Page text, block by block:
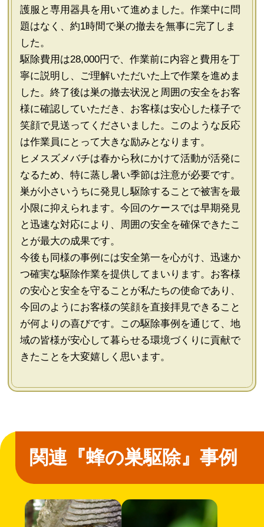
護服と専用器具を用いて進めました。作業中に問
題はなく、約1時間で巣の撤去を無事に完了しま
した。
駆除費用は28,000円で、作業前に内容と費用を丁
寧に説明し、ご理解いただいた上で作業を進めま
した。終了後は巣の撤去状況と周囲の安全をお客
様に確認していただき、お客様は安心した様子で
笑顔で見送ってくださいました。このような反応
は作業員にとって大きな励みとなります。
ヒメスズメバチは春から秋にかけて活動が活発に
なるため、特に蒸し暑い季節は注意が必要です。
巣が小さいうちに発見し駆除することで被害を最
小限に抑えられます。今回のケースでは早期発見
と迅速な対応により、周囲の安全を確保できたこ
とが最大の成果です。
今後も同様の事例には安全第一を心がけ、迅速か
つ確実な駆除作業を提供してまいります。お客様
の安心と安全を守ることが私たちの使命であり、
今回のようにお客様の笑顔を直接拝見できること
が何よりの喜びです。この駆除事例を通じて、地
域の皆様が安心して暮らせる環境づくりに貢献で
きたことを大変嬉しく思います。
関連『蜂の巣駆除』事例